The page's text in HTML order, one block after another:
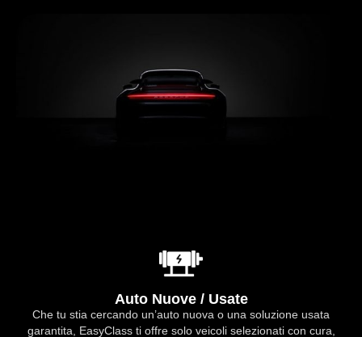
Auto Nuove / Usate
Che tu stia cercando un’auto nuova o una soluzione usata
garantita, EasyClass ti offre solo veicoli selezionati con cura,